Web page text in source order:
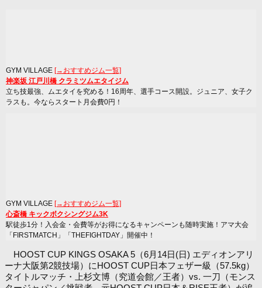
GYM VILLAGE [→おすすめジム一覧]
神楽坂 江戸川橋 クラミツムエタイジム
立ち技最強、ムエタイを究める！16周年、選手コース開設。ジュニア、女子ク
ラスも。今ならスタート月会費0円！
GYM VILLAGE [→おすすめジム一覧]
心斎橋 キックボクシングジム3K
駅徒歩1分！入会金・会費等がお得になるキャンペーンも随時実施！アマ大会
「FIRSTMATCH」「THEFIGHTDAY」開催中！
HOOST CUP KINGS OSAKA 5（6月14日(日) エディオンアリ
ーナ大阪第2競技場）にHOOST CUP日本フェザー級（57.5kg）
タイトルマッチ・上杉文博（究道会館／王者）vs. 一刀（モンス